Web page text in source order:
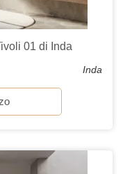
01 di Inda
Inda